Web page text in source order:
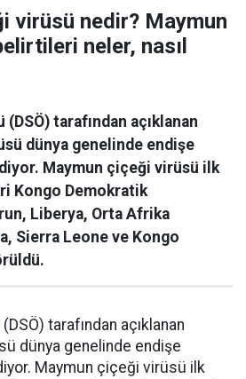
virüsü nedir? Maymun
neler, nasıl
(DSÖ) tarafından açıklanan
dünya genelinde endişe
Maymun çiçeği virüsü ilk
Kongo Demokratik
Liberya, Orta Afrika
Sierra Leone ve Kongo
tarafından açıklanan
dünya genelinde endişe
Maymun çiçeği virüsü ilk